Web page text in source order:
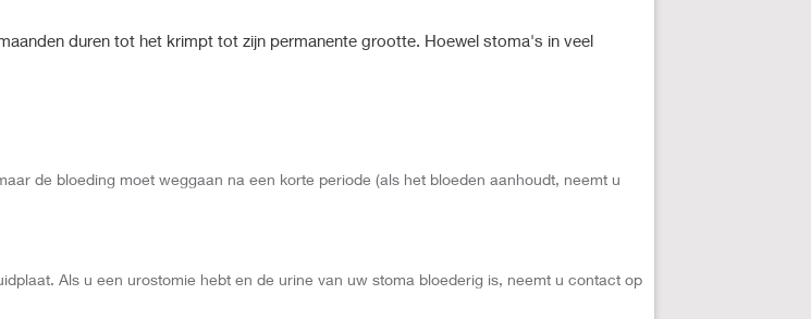
duren tot het krimpt tot zijn permanente grootte. Hoewel stoma's in veel
de bloeding moet weggaan na een korte periode (als het bloeden aanhoudt, neemt u
Als u een urostomie hebt en de urine van uw stoma bloederig is, neemt u contact op